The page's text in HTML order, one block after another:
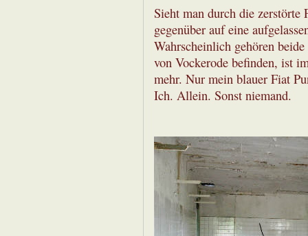
Sieht man durch die zerstörte
gegenüber auf eine
Wahrscheinlich gehören
von Vockerode befinden, ist
mehr. Nur mein blauer Fiat
Ich. Allein. Sonst niemand.